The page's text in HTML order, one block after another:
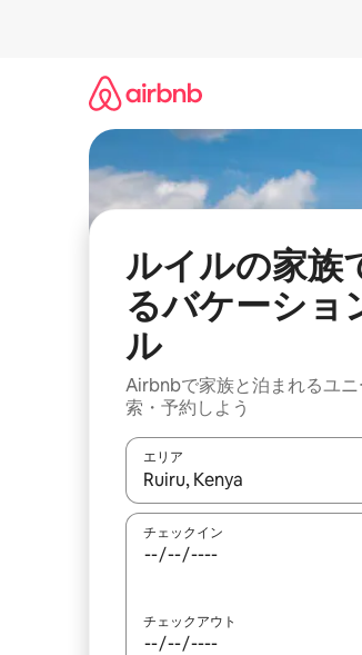
ルイルの家族
るバケーショ
ル
Airbnbで家族と泊まれるユ
索・予約しよう
エリア
検索結果が表示されたら、上
チェックイン
チェックアウト